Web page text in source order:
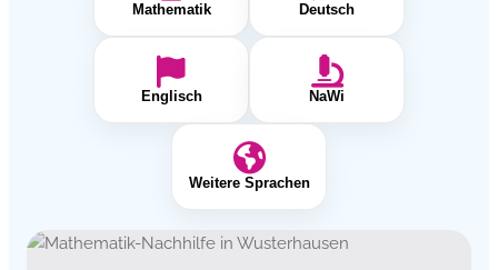
Mathematik Deutsch
Englisch NaWi
Weitere Sprachen